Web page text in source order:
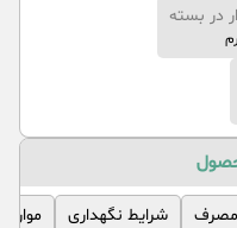
در بسته
شرایط نگهداری